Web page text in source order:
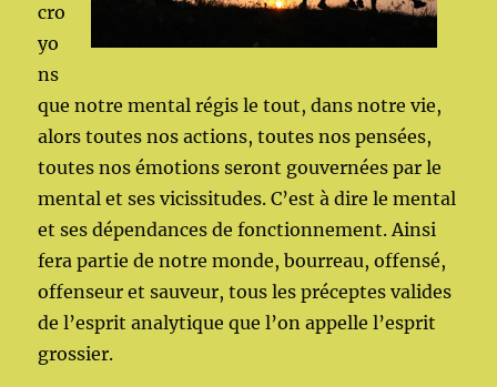
cro
yo
ns
que notre mental régis le tout, dans notre vie,
alors toutes nos actions, toutes nos pensées,
toutes nos émotions seront gouvernées par le
mental et ses vicissitudes. C’est à dire le mental
et ses dépendances de fonctionnement. Ainsi
fera partie de notre monde, bourreau, offensé,
offenseur et sauveur, tous les préceptes valides
de l’esprit analytique que l’on appelle l’esprit
grossier.